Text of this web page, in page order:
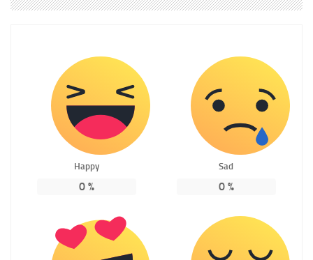
Happy
0 %
Sad
0%